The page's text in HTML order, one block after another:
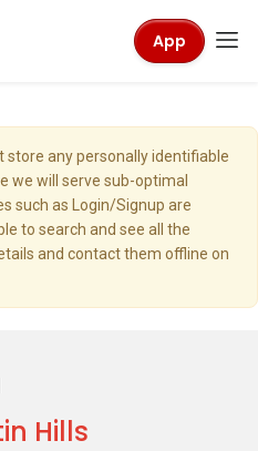
App
store any personally identifiable
we will serve sub-optimal
such as Login/Signup are
to search and see all the
and contact them offline on
Hills